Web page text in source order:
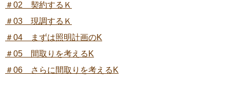
＃02 契約するＫ
＃03 現調するＫ
＃04 まずは照明計画のK
＃05 間取りを考えるK
＃06 さらに間取りを考えるK